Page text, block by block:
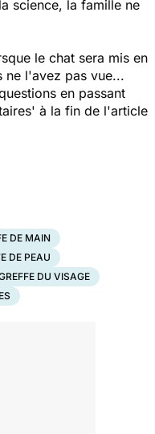
science, la famille ne
le chat sera mis en
ne l'avez pas vue...
en passant
à la fin de l'article
DE MAIN
DE PEAU
DU VISAGE